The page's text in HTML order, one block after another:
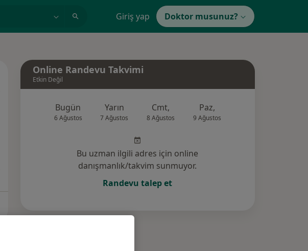
Giriş yap Doktor musunuz?
Online Randevu Takvimi
Etkin Değil
Bugün
6 Ağustos
Yarın
7 Ağustos
Cmt,
8 Ağustos
Paz,
9 Ağustos
Bu uzman ilgili adres için online
danışmanlık/takvim sunmuyor.
Randevu talep et